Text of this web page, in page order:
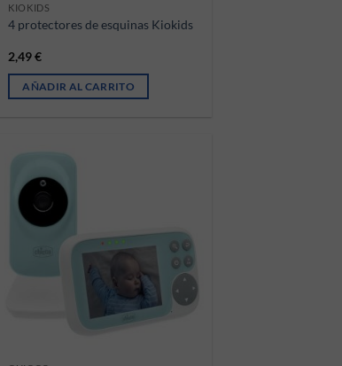
KIOKIDS
4 protectores de esquinas Kiokids
2,49€
AÑADIR AL CARRITO